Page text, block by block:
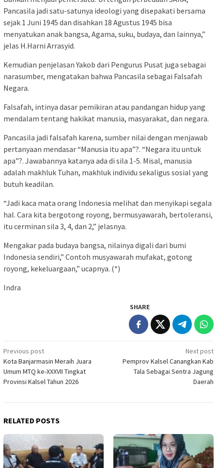
Pancasila jadi satu-satunya ideologi yang disepakati bersama
sejak 1 Juni 1945 dan disahkan 18 Agustus 1945 bisa
menyatukan anak bangsa, Agama, suku, budaya, dan lainnya,”
jelas H.Harni Arrasyid.
Kemudian penjelasan Yakob dari Pengurus Pusat juga sebagai
narasumber, mengatakan bahwa Pancasila sebagai Falsafah
Negara.
Falsafah, intinya dasar pemikiran atau pandangan hidup yang
mendalam tentang hakikat manusia, masyarakat, dan negara.
Pancasila jadi falsafah karena, sumber nilai dengan menjawab
pertanyaan mendasar “Manusia itu apa”?. “Negara itu untuk
apa”?. Jawabannya katanya ada di sila 1-5. Misal, manusia
adalah makhluk Tuhan, makhluk individu sekaligus sosial yang
butuh keadilan.
“Jadi kaca mata orang Indonesia melihat dan menyikapi segala
hal. Cara kita bergotong royong, bermusyawarah, bertoleransi,
itu cerminan sila 3, 4, dan 2,” jelasnya.
Mengakar pada budaya bangsa, nilainya digali dari bumi
Indonesia sendiri,” Contoh musyawarah mufakat, gotong
royong, kekeluargaan,” ucapnya. (*)
Indra
SHARE
Post
navigation
Previous post
Kota Banjarmasin Meraih Juara
Umum MTQ ke-XXXVII Tingkat
Provinsi Kalsel Tahun 2026
Next post
Pemprov Kalsel Canangkan Kab
Tala Sebagai Sentra Jagung
Daerah
RELATED POSTS